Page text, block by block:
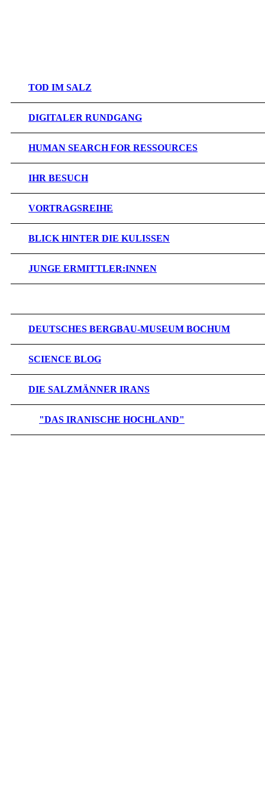
TOD IM SALZ
DIGITALER RUNDGANG
HUMAN SEARCH FOR RESSOURCES
IHR BESUCH
VORTRAGSREIHE
BLICK HINTER DIE KULISSEN
JUNGE ERMITTLER:INNEN
DEUTSCHES BERGBAU-MUSEUM BOCHUM
SCIENCE BLOG
DIE SALZMÄNNER IRANS
"DAS IRANISCHE HOCHLAND"